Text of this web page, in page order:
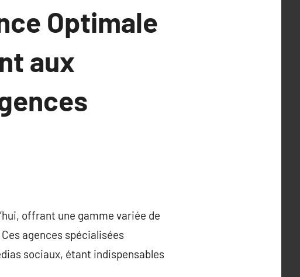
Optimale
aux
offrant une gamme variée de
agences spécialisées
sociaux, étant indispensables